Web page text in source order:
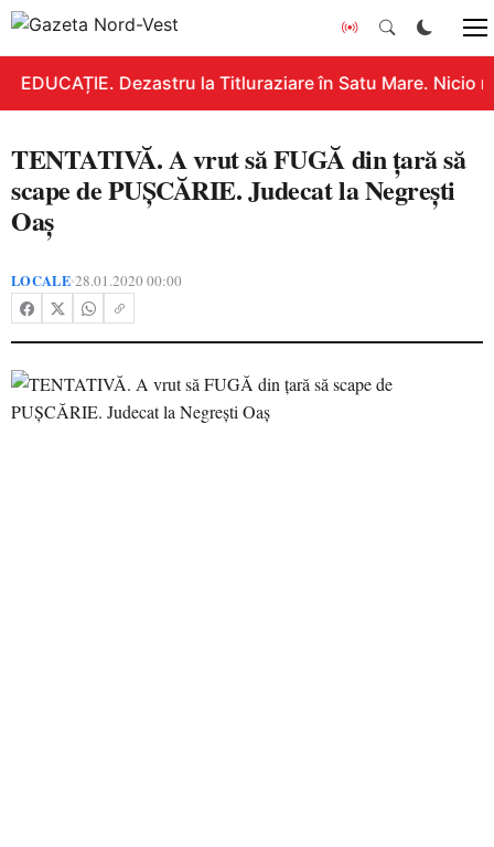
EDUCAȚIE. Dezastru la Titluraziare în Satu Mare. Nicio
TENTATIVĂ. A vrut să FUGĂ din țară să
scape de PUȘCĂRIE. Judecat la Negrești
Oaș
LOCALE•28.01.2020 00:00